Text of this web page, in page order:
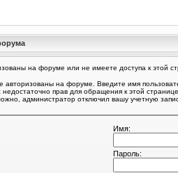
на форуме или не имеете доступа к этой
авторизованы на форуме. Введите имя
недостаточно прав для обращения к этой
администратор отключил вашу учетную
Имя:
Пароль: